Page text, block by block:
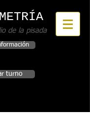
de la pisada
turno